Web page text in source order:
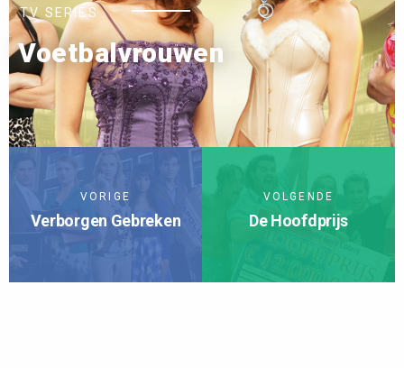
TV SERIES
Voetbalvrouwen
VORIGE
Verborgen Gebreken
VOLGENDE
De Hoofdprijs
TERUG NAAR SERIES